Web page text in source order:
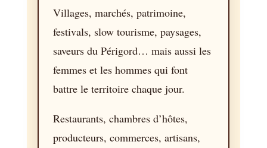
Villages, marchés, patrimoine,
festivals, slow tourisme, paysages,
saveurs du Périgord… mais aussi les
femmes et les hommes qui font
battre le territoire chaque jour.
Restaurants, chambres d’hôtes,
producteurs, commerces, artisans,